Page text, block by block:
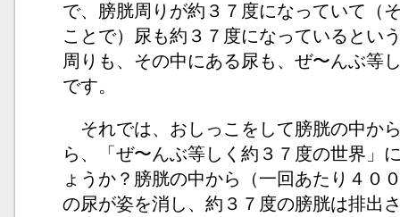
で、膀胱周りが約３７度になっていて（
ことで）尿も約３７度になっているとい
周りも、その中にある尿も、ぜ〜んぶ等
です。
それでは、おしっこをして膀胱の中か
ら、「ぜ〜んぶ等しく約３７度の世界」
ょうか？膀胱の中から（一回あたり４０
の尿が姿を消し、約３７度の膀胱は排出